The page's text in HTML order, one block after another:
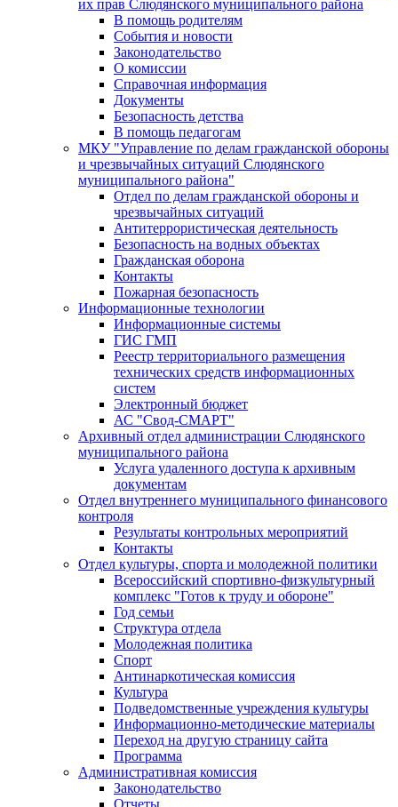
их прав Слюдянского муниципального района
В помощь родителям
События и новости
Законодательство
О комиссии
Справочная информация
Документы
Безопасность детства
В помощь педагогам
МКУ "Управление по делам гражданской обороны
и чрезвычайных ситуаций Слюдянского
муниципального района"
Отдел по делам гражданской обороны и
чрезвычайных ситуаций
Антитеррористическая деятельность
Безопасность на водных объектах
Гражданская оборона
Контакты
Пожарная безопасность
Информационные технологии
Информационные системы
ГИС ГМП
Реестр территориального размещения
технических средств информационных
систем
Электронный бюджет
АС "Свод-СМАРТ"
Архивный отдел администрации Слюдянского
муниципального района
Услуга удаленного доступа к архивным
документам
Отдел внутреннего муниципального финансового
контроля
Результаты контрольных мероприятий
Контакты
Отдел культуры, спорта и молодежной политики
Всероссийский спортивно-физкультурный
комплекс "Готов к труду и обороне"
Год семьи
Структура отдела
Молодежная политика
Спорт
Антинаркотическая комиссия
Культура
Подведомственные учреждения культуры
Информационно-методические материалы
Переход на другую страницу сайта
Программа
Административная комиссия
Законодательство
Отчеты